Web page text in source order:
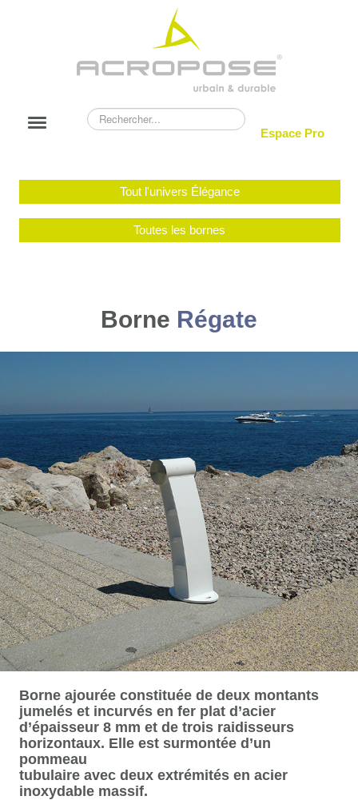
Rechercher
Espace Pro
Basculer
Tout l'univers Élégance
Toutes les bornes
Borne Régate
Borne ajourée constituée de deux montants
jumelés et incurvés en fer plat d’acier
d’épaisseur 8 mm et de trois raidisseurs
horizontaux. Elle est surmontée d’un
pommeau
tubulaire avec deux extrémités en acier
inoxydable massif.